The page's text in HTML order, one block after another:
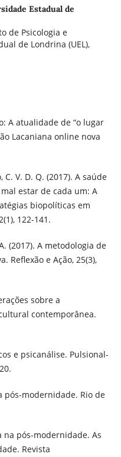
Estadual de
de Psicologia e
de Londrina (UEL),
A atualidade de “o lugar
Lacaniana online nova
V. D. Q. (2017). A saúde
estar de cada um: A
biopolíticas em
122-141.
(2017). A metodologia de
Reflexão e Ação, 25(3),
sobre a
contemporânea.
e psicanálise. Pulsional-
pós-modernidade. Rio de
na pós-modernidade. As
Revista